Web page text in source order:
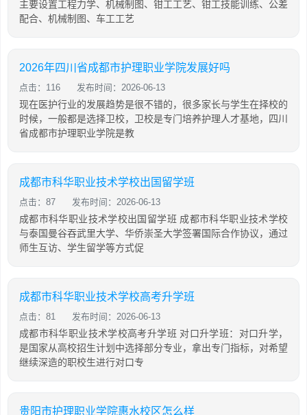
主要设置工程力学、机械制图、钳工工艺、钳工技能训练、公差
配合、机械制图、车工工艺
2026年四川省成都市护理职业学院发展好吗
点击：116 发布时间：2026-06-13
现在医护行业的发展趋势是很不错的，很多家长与学生在择校的
时候，一般都是选择卫校，卫校是专门培养护理人才基地，四川
省成都市护理职业学院是教
成都市科华职业技术学校出国留学班
点击：87 发布时间：2026-06-13
成都市科华职业技术学校出国留学班 成都市科华职业技术学校
与泰国曼谷吞武里大学、华侨崇圣大学签署国际合作协议，通过
师生互访、学生留学等方式促
成都市科华职业技术学校高考升学班
点击：81 发布时间：2026-06-13
成都市科华职业技术学校高考升学班 对口升学班：对口升学，
是国家从高校招生计划中选择部分专业，拿出专门指标，对希望
继续深造的职校生进行对口专
贵阳市护理职业学院惠水校区怎么样